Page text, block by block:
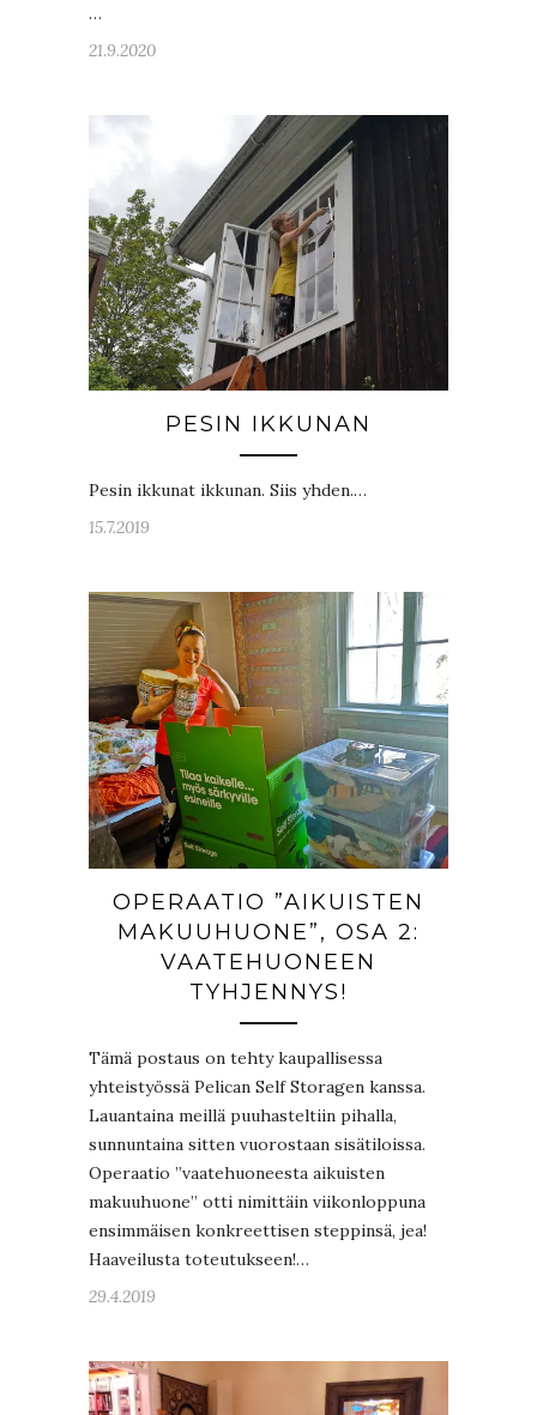
…
21.9.2020
PESIN IKKUNAN
Pesin ikkunat ikkunan. Siis yhden.…
15.7.2019
OPERAATIO ”AIKUISTEN
MAKUUHUONE”, OSA 2:
VAATEHUONEEN
TYHJENNYS!
Tämä postaus on tehty kaupallisessa
yhteistyössä Pelican Self Storagen kanssa.
Lauantaina meillä puuhasteltiin pihalla,
sunnuntaina sitten vuorostaan sisätiloissa.
Operaatio ”vaatehuoneesta aikuisten
makuuhuone” otti nimittäin viikonloppuna
ensimmäisen konkreettisen steppinsä, jea!
Haaveilusta toteutukseen!…
29.4.2019